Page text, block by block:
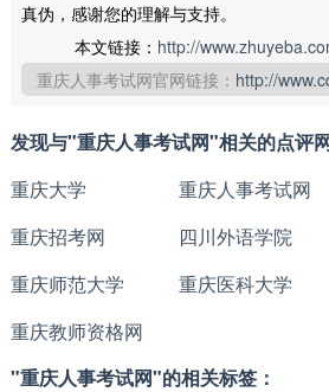
真伪，感谢您的理解与支持。
本文链接： http://
重庆人事考试网官网链接： http://
发现与"重庆人事考试网"相关的点评
重庆大学
重庆人事考试网
重庆招考网
四川外语学院
重庆师范大学
重庆医科大学
重庆教师资格网
"重庆人事考试网"的相关标签：